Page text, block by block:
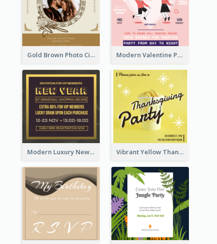
Gold Brown Photo Circle Wedding Invitation Modern Valentine Party Pink Invitation Design Templates
Modern Luxury New Year Invitation Template Design Vibrant Yellow Thanksgiving Party Invitation